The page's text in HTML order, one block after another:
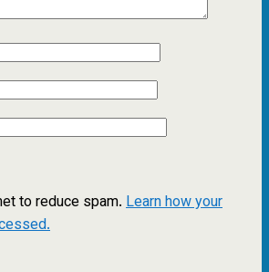
to reduce spam. Learn how your